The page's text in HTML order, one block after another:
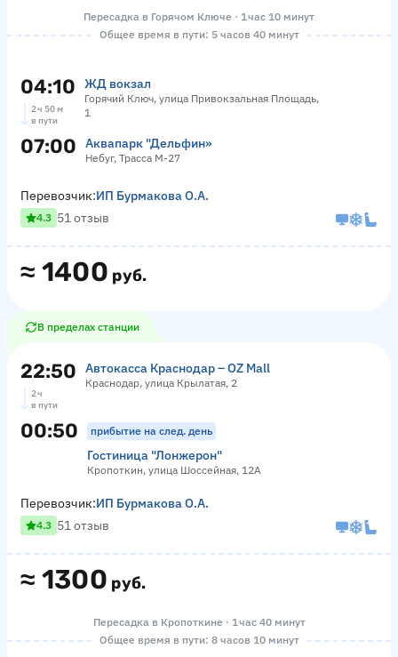
Пересадка в Горячом Ключе · 1 час 10 минут
Общее время в пути: 5 часов 40 минут
04:10 ЖД вокзал
Горячий Ключ, улица Привокзальная Площадь,
1
2 ч 50 м
в пути
07:00 Аквапарк "Дельфин»
Небуг, Трасса М-27
≈ 1400 руб.
Перевозчик:ИП Бурмакова О.А.
4.3 51 отзыв
В пределах станции
22:50 Автокасса Краснодар – OZ Mall
Краснодар, улица Крылатая, 2
2 ч
в пути
00:50 прибытие на след. день
Гостиница "Лонжерон"
Кропоткин, улица Шоссейная, 12А
≈ 1300 руб.
Перевозчик:ИП Бурмакова О.А.
4.3 51 отзыв
Пересадка в Кропоткине · 1 час 40 минут
Общее время в пути: 8 часов 10 минут